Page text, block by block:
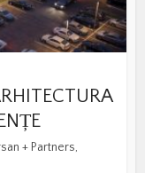
+ Partners,